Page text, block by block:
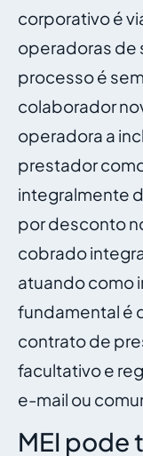
corporativo é
operadoras de
processo é
colaborador
operadora a
prestador
integralmente
por desconto
cobrado
atuando como
fundamental é
contrato de
facultativo e
e-mail ou
MEI pode